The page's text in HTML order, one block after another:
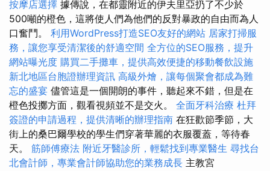
按摩店選擇 據傳說，在都靈附近的伊夫里亞扔了不少於
500噸的橙色，這將使人們為他們的反對暴政的自由而為人
口奮鬥。 利用WordPress打造SEO友好的網站 居家打掃服
務，讓您享受清潔後的舒適空間 全方位的SEO服務，提升
網站曝光度 購買二手攤車，提供高效便捷的移動餐飲設施
新北地區台胞證辦理資訊 高級外燴，讓每個聚會都成為難
忘的盛宴 儘管這是一個開朗的事件，聽起來不錯，但是在
橙色投擲方面，觀看視頻並不是交火。 全面牙科治療 杜拜
簽證的申請過程，提供清晰的辦理指南 在狂歡節季節，大
街上的桑巴爾學校的學生們穿著華麗的衣服覆蓋，等待春
天。 筋師傅療法 附近牙醫診所，輕鬆找到專業醫生 尋找台
北會計師，專業會計師協助您的業務成長 主教宮